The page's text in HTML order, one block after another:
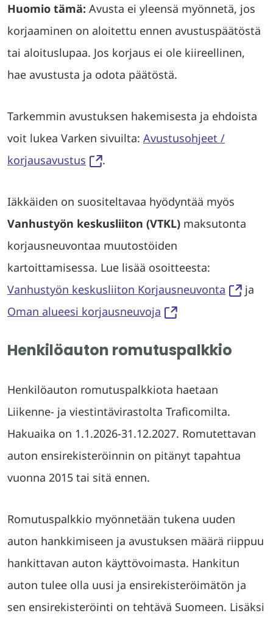
Huomio tämä: Avusta ei yleensä myönnetä, jos
korjaaminen on aloitettu ennen avustuspäätöstä
tai aloituslupaa. Jos korjaus ei ole kiireellinen,
hae avustusta ja odota päätöstä.
Tarkemmin avustuksen hakemisesta ja ehdoista
voit lukea Varken sivuilta: Avustusohjeet /
korjausavustus
.
Iäkkäiden on suositeltavaa hyödyntää myös
Vanhustyön keskusliiton (VTKL) maksutonta
korjausneuvontaa muutostöiden
kartoittamisessa. Lue lisää osoitteesta:
Vanhustyön keskusliiton Korjausneuvonta
ja
Oman alueesi korjausneuvoja
Henkilöauton romutuspalkkio
Henkilöauton romutuspalkkiota haetaan
Liikenne- ja viestintävirastolta Traficomilta.
Hakuaika on 1.1.2026-31.12.2027. Romutettavan
auton ensirekisteröinnin on pitänyt tapahtua
vuonna 2015 tai sitä ennen.
Romutuspalkkio myönnetään tukena uuden
auton hankkimiseen ja avustuksen määrä riippuu
hankittavan auton käyttövoimasta. Hankitun
auton tulee olla uusi ja ensirekisteröimätön ja
sen ensirekisteröinti on tehtävä Suomeen. Lisäksi